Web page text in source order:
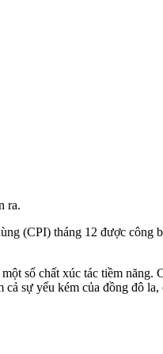
ra.
(CPI) tháng 12 được công
số chất xúc tác tiềm năng.
sự yếu kém của đồng đô